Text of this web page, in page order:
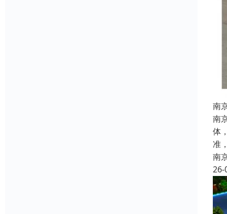
南
南
体
准
南
26-